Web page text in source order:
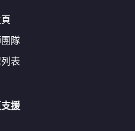
隊
表
援